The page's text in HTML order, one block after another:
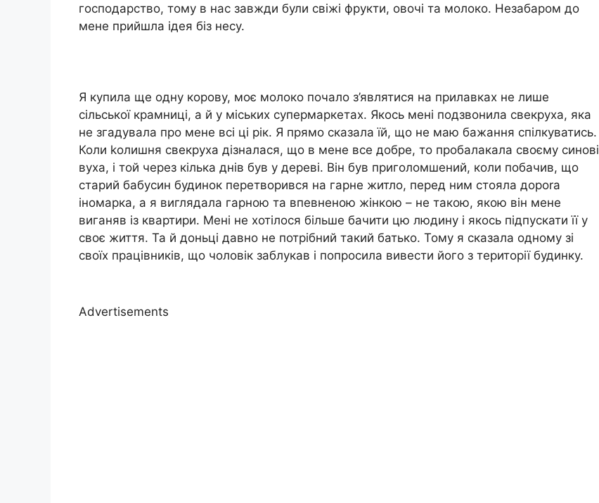
господарство, тому в нас завжди були свіжі фрукти, овочі та молоко. Незабаром до
мене прийшла ідея біз несу.
Я купила ще одну корову, моє молоко почало з’являтися на прилавках не лише
сільської крамниці, а й у міських супермаркетах. Якось мені подзвонила свекруха, яка
не згадувала про мене всі ці рік. Я прямо сказала їй, що не маю бажання спілкуватись.
Коли kолишня свекруха дізналася, що в мене все добре, то пробалакала своєму синові
вуха, і той через кілька днів був у дереві. Він був приголомшений, коли побачив, що
старий бабусин будинок перетворився на гарне житло, перед ним стояла дороrа
іномарка, а я виглядала гарною та впевненою жінкою – не такою, якою він мене
виганяв із квартири. Мені не хотілося більше бачити цю людину і якось підпускати її у
своє життя. Та й доньці давно не потрібний такий батько. Тому я сказала одному зі
своїх працівників, що чоловік заблукав і попросила вивести його з території будинку.
Advertisements